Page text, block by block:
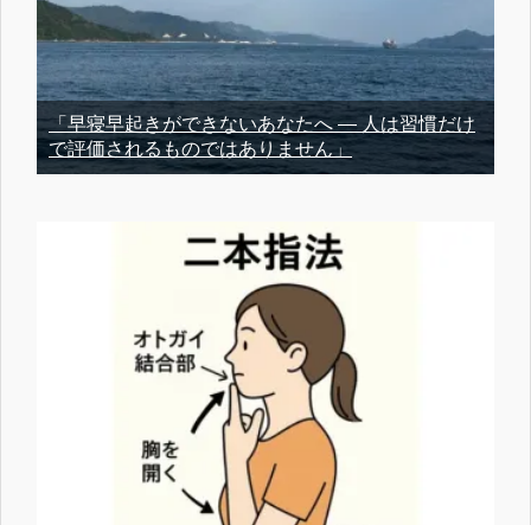
「早寝早起きができないあなたへ ― 人は習慣だけ
で評価されるものではありません」